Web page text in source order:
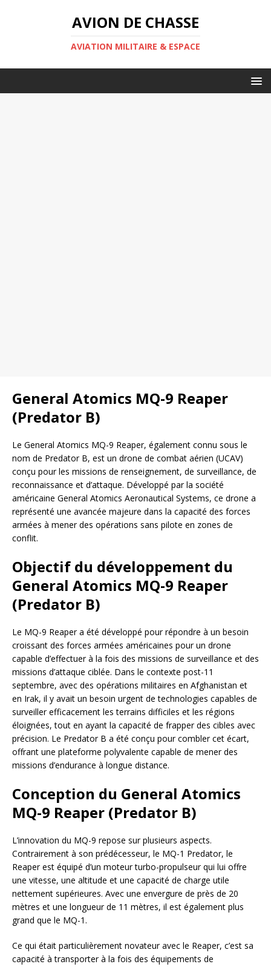
AVION DE CHASSE
AVIATION MILITAIRE & ESPACE
General Atomics MQ-9 Reaper
(Predator B)
Le General Atomics MQ-9 Reaper, également connu sous le
nom de Predator B, est un drone de combat aérien (UCAV)
conçu pour les missions de renseignement, de surveillance, de
reconnaissance et d’attaque. Développé par la société
américaine General Atomics Aeronautical Systems, ce drone a
représenté une avancée majeure dans la capacité des forces
armées à mener des opérations sans pilote en zones de
conflit.
Objectif du développement du
General Atomics MQ-9 Reaper
(Predator B)
Le MQ-9 Reaper a été développé pour répondre à un besoin
croissant des forces armées américaines pour un drone
capable d’effectuer à la fois des missions de surveillance et des
missions d’attaque ciblée. Dans le contexte post-11
septembre, avec des opérations militaires en Afghanistan et
en Irak, il y avait un besoin urgent de technologies capables de
surveiller efficacement les terrains difficiles et les régions
éloignées, tout en ayant la capacité de frapper des cibles avec
précision. Le Predator B a été conçu pour combler cet écart,
offrant une plateforme polyvalente capable de mener des
missions d’endurance à longue distance.
Conception du General Atomics
MQ-9 Reaper (Predator B)
L’innovation du MQ-9 repose sur plusieurs aspects.
Contrairement à son prédécesseur, le MQ-1 Predator, le
Reaper est équipé d’un moteur turbo-propulseur qui lui offre
une vitesse, une altitude et une capacité de charge utile
nettement supérieures. Avec une envergure de près de 20
mètres et une longueur de 11 mètres, il est également plus
grand que le MQ-1.
Ce qui était particulièrement novateur avec le Reaper, c’est sa
capacité à transporter à la fois des équipements de